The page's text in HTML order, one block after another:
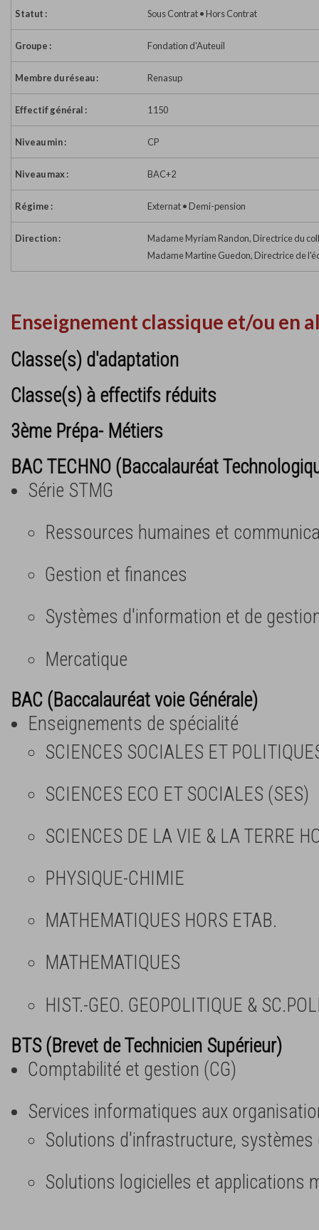
Statut : Sous Contrat • Hors Contrat
Groupe : Fondation d'Auteuil
Membre du réseau : Renasup
Effectif général : 1 150
Niveau min : CP
Niveau max : BAC+2
Régime : Externat • Demi-pension
Direction :
Madame Myriam Randon, Directrice du
Madame Martine Guedon, Directrice de
Enseignement classique et/ou en
Classe(s) d'adaptation
Classe(s) à effectifs réduits
3ème Prépa- Métiers
BAC TECHNO (Baccalauréat
Série STMG
Ressources humaines et
Gestion et finances
Systèmes d'information et de
Mercatique
BAC (Baccalauréat voie Générale)
Enseignements de spécialité
SCIENCES SOCIALES ET
SCIENCES ECO ET SOCIALES (SES)
SCIENCES DE LA VIE & LA TERRE
PHYSIQUE-CHIMIE
MATHEMATIQUES HORS ETAB.
MATHEMATIQUES
HIST.-GEO. GEOPOLITIQUE &
BTS (Brevet de Technicien Supérieur)
Comptabilité et gestion (CG)
Services informatiques aux
Solutions d'infrastructure, systèmes
Solutions logicielles et applications